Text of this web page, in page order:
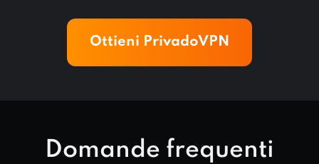
Ottieni PrivadoVPN
Domande frequenti